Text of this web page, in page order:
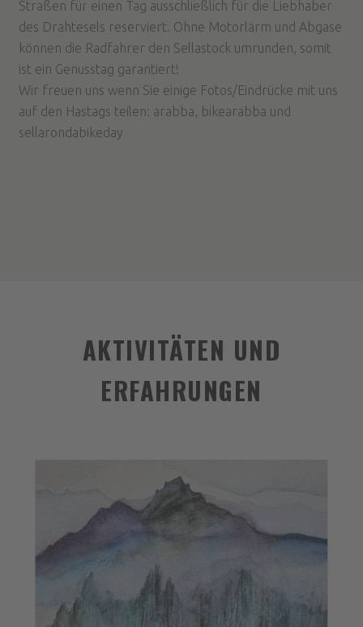
Straßen für einen Tag ausschließlich für die Liebhaber
des Drahtesels reserviert. Ohne Motorlärm und Abgase
können die Radfahrer den Sellastock umrunden, somit
ist ein Genusstag garantiert!
Wir freuen uns wenn Sie einige Fotos/Eindrücke mit uns
auf den Hastags teilen: arabba, bikearabba und
sellarondabikeday
AKTIVITÄTEN UND
ERFAHRUNGEN